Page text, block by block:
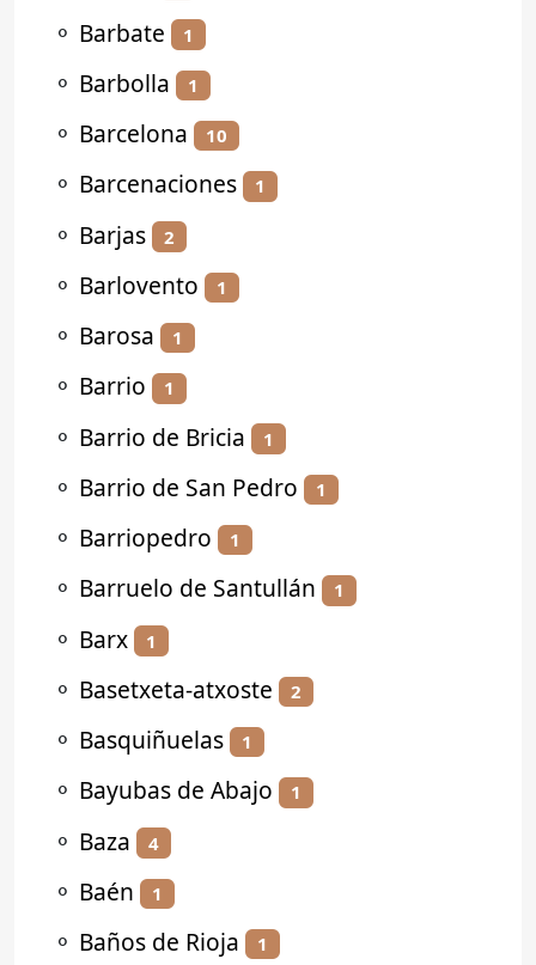
⚬ Barbate 1
⚬ Barbolla 1
⚬ Barcelona 10
⚬ Barcenaciones 1
⚬ Barjas 2
⚬ Barlovento 1
⚬ Barosa 1
⚬ Barrio 1
⚬ Barrio de Bricia 1
⚬ Barrio de San Pedro 1
⚬ Barriopedro 1
⚬ Barruelo de Santullán 1
⚬ Barx 1
⚬ Basetxeta-atxoste 2
⚬ Basquiñuelas 1
⚬ Bayubas de Abajo 1
⚬ Baza 4
⚬ Baén 1
⚬ Baños de Rioja 1